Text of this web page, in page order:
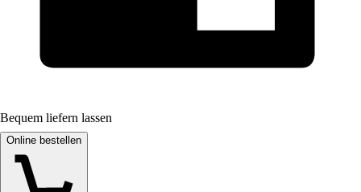
Bequem liefern lassen
Online bestellen